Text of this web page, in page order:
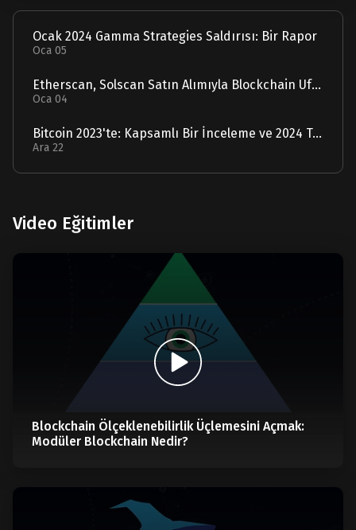
Ocak 2024 Gamma Strategies Saldırısı: Bir Rapor
Oca 05
Etherscan, Solscan Satın Alımıyla Blockchain Ufuklarını Genişletiyor
Oca 04
Bitcoin 2023'te: Kapsamlı Bir İnceleme ve 2024 Tahmini
Ara 22
Video Eğitimler
Blockchain Ölçeklenebilirlik Üçlemesini Açmak:
Modüler Blockchain Nedir?